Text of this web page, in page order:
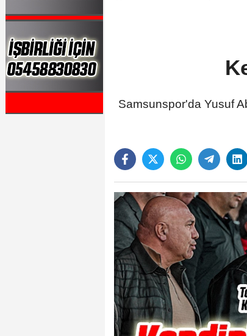
Samsunspor'da Yusuf